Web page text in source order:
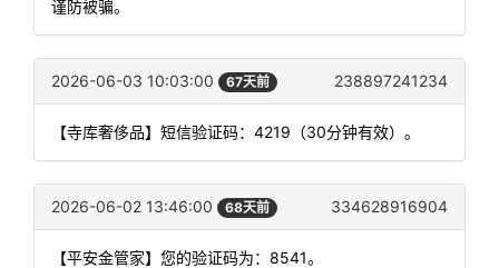
谨防被骗。
2026-06-03 10:03:00 67天前 238897241234
【寺库奢侈品】短信验证码：4219（30分钟有效）。
2026-06-02 13:46:00 68天前 334628916904
【平安金管家】您的验证码为：8541。